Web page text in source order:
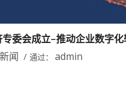
委会成立–推动企业数字
闻 / 通过： admin